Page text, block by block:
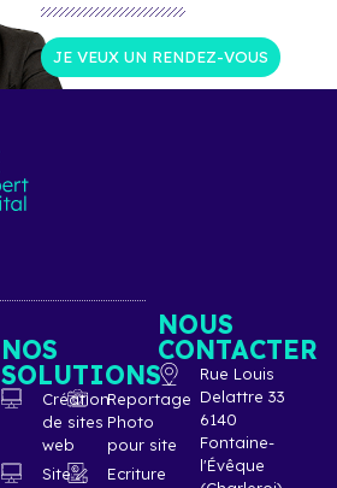
JE VEUX UN RENDEZ-VOUS
NOS
SOLUTIONS
Création
de sites
web
Site
Reportage
Photo
pour site
Ecriture
NOUS
CONTACTER
Rue Louis
Delattre 33
6140
Fontaine-
l'Évêque